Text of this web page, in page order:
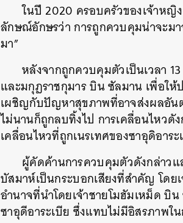
ในปี 2020 ครอบครัวของเจ้าหญิ
ลักษณ์อักษรว่า การถูกควบคุมน่าจะม
มา”
หลังจากถูกควบคุมตัวเป็นเวลา
และมกุฏราชกุมาร บิน ซัลมาน เพื่อให้
เผชิญกับปัญหาสุขภาพที่อาจส่งผลอัน
ไม่นานก็ถูกลบทิ้งไป การเคลื่อนไหวดั
เคลื่อนไหวที่ถูกเนรเทศของซาอุดิอาระ
ผู้คัดค้านการควบคุมตัวดังกล่าวแ
บัสมาห์เป็นกระบอกเสียงที่สำคัญ โดย
อำนาจที่นำโดยเจ้าชายโมฮัมเหม็ด บิ
ซาอุดีอาระเบีย ซึ่งแทบไม่มีอิสรภาพ